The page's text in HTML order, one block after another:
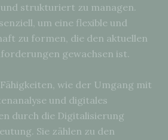
strukturiert zu managen.
um eine flexible und
zu formen, die den aktuellen
gewachsen ist.
wie der Umgang mit
und digitales
durch die Digitalisierung
Sie zählen zu den